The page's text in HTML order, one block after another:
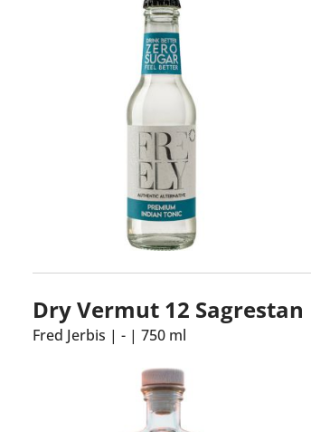
available
available
available
Dry Vermut 12 Sagrestan
Fred Jerbis | - | 750 ml